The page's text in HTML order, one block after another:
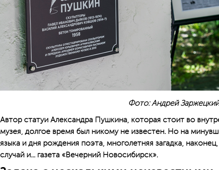
Фото: Андрей Заржецкий
Автор статуи Александра Пушкина, которая стоит во
музея, долгое время был никому не известен. Но на
языка и дня рождения поэта, многолетняя загадка,
случай и... газета «Вечерний Новосибирск».